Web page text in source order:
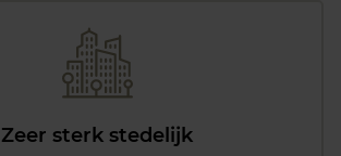
Zeer sterk stedelijk